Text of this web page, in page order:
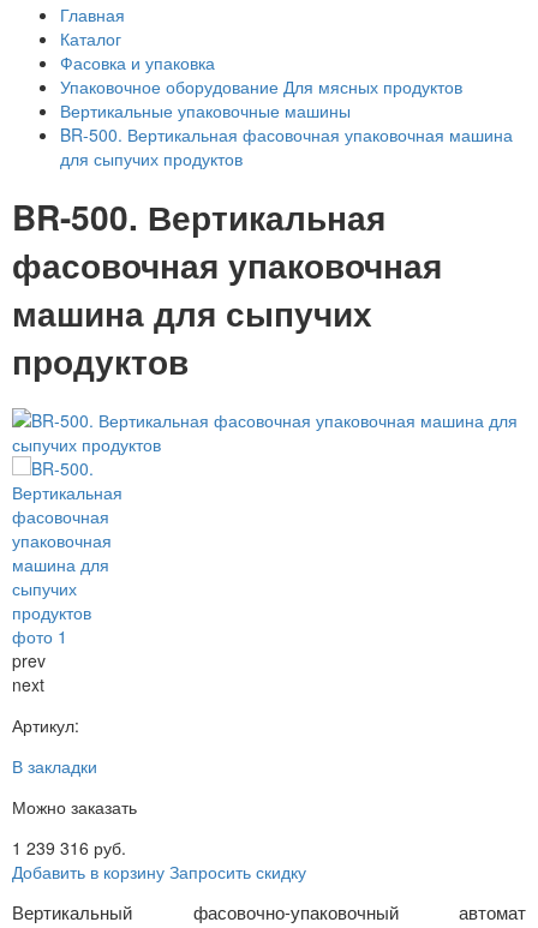
Главная
Каталог
Фасовка и упаковка
Упаковочное оборудование Для мясных продуктов
Вертикальные упаковочные машины
BR-500. Вертикальная фасовочная упаковочная машина
для сыпучих продуктов
BR-500. Вертикальная
фасовочная упаковочная
машина для сыпучих
продуктов
prev
next
Артикул:
В закладки
Можно заказать
1 239 316 руб.
Добавить в корзину Запросить скидку
Вертикальный фасовочно-упаковочный автомат